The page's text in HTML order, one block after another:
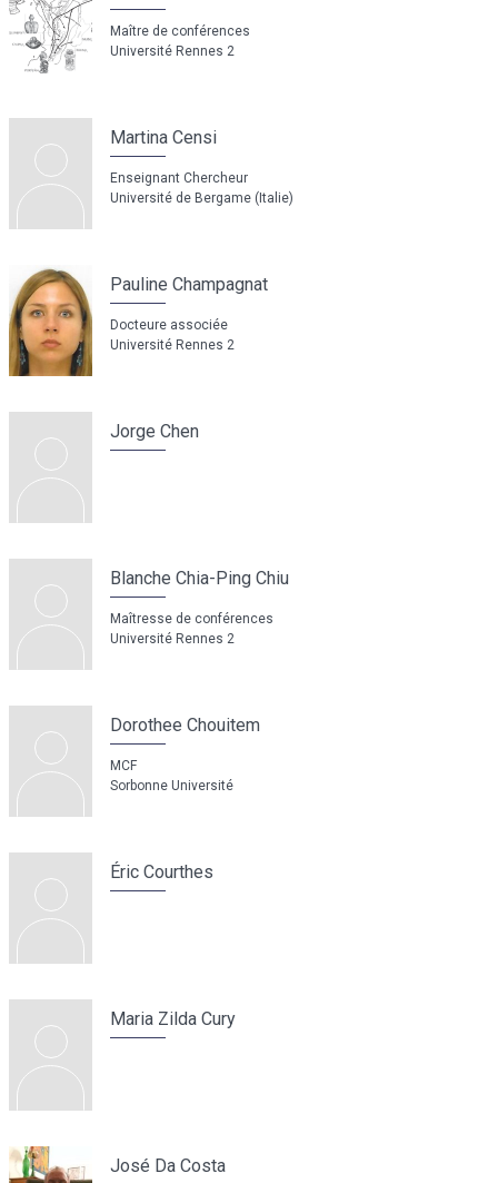
Maître de conférences
Université Rennes 2
Martina Censi
Enseignant Chercheur
Université de Bergame (Italie)
Pauline Champagnat
Docteure associée
Université Rennes 2
Jorge Chen
Blanche Chia-Ping Chiu
Maîtresse de conférences
Université Rennes 2
Dorothee Chouitem
MCF
Sorbonne Université
Éric Courthes
Maria Zilda Cury
José Da Costa